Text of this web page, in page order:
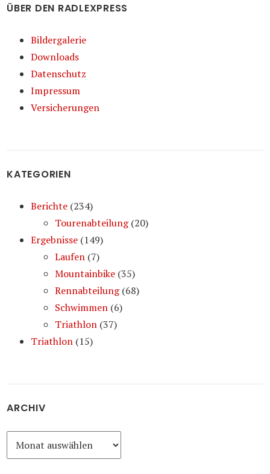
ÜBER DEN RADLEXPRESS
Bildergalerie
Downloads
Datenschutz
Impressum
Versicherungen
KATEGORIEN
Berichte (234)
Tourenabteilung(20)
Ergebnisse (149)
Laufen (7)
Mountainbike (35)
Rennabteilung(68)
Schwimmen (6)
Triathlon (37)
Triathlon (15)
ARCHIV
Archiv